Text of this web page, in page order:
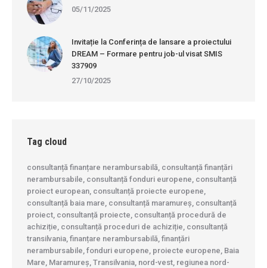
05/11/2025
Invitație la Conferința de lansare a proiectului
DREAM – Formare pentru job-ul visat SMIS
337909
27/10/2025
Tag cloud
consultanță finanțare nerambursabilă, consultanță finanțări
nerambursabile, consultanță fonduri europene, consultanță
proiect european, consultanță proiecte europene,
consultanță baia mare, consultanță maramureș, consultanță
proiect, consultanță proiecte, consultanță procedură de
achiziție, consultanță proceduri de achiziție, consultanță
transilvania, finanțare nerambursabilă, finanțări
nerambursabile, fonduri europene, proiecte europene, Baia
Mare, Maramureș, Transilvania, nord-vest, regiunea nord-